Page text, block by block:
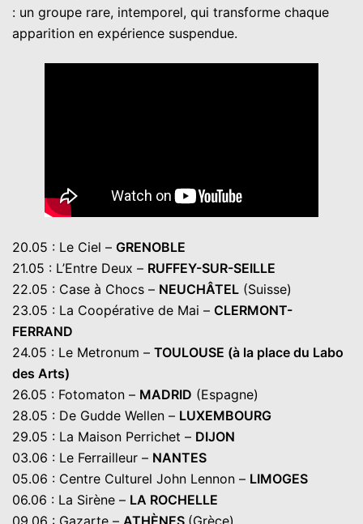
: un groupe rare, intemporel, qui transforme chaque
apparition en expérience suspendue.
20.05 : Le Ciel – GRENOBLE
21.05 : L’Entre Deux – RUFFEY-SUR-SEILLE
22.05 : Case à Chocs – NEUCHÂTEL (Suisse)
23.05 : La Coopérative de Mai – CLERMONT-
FERRAND
24.05 : Le Metronum – TOULOUSE (à la place du Labo
des Arts)
26.05 : Fotomaton – MADRID (Espagne)
28.05 : De Gudde Wellen – LUXEMBOURG
29.05 : La Maison Perrichet – DIJON
03.06 : Le Ferrailleur – NANTES
05.06 : Centre Culturel John Lennon – LIMOGES
06.06 : La Sirène – LA ROCHELLE
09.06 : Gazarte – ATHÈNES (Grèce)